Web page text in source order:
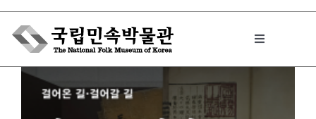
Skip
content
Toggle
박물관에서는